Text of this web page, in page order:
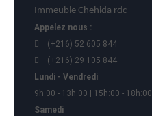
Immeuble Chehida rdc
Appelez nous :
(+216) 52 605 844
(+216) 29 105 844
Lundi - Vendredi
9h:00 - 13h:00 | 15h:00 - 18h:00
Samedi